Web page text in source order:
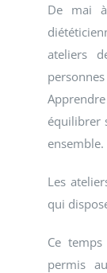
De mai
ateliers
équilibrer
ensemble.
Les
qui
Ce temps
permis